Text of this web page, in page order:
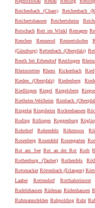
Reichenbach (Cham)
Reichenbach
Reichertshausen
Reichertsheim
Reischach Reit im Winkl Remagen
Renchen
Rennerod Rennertshofen
(Günzburg) Rettenbach (Oberpfalz)
Reuth bei Erbendorf Reutlingen
Rheinstetten
Rhens Rickenbach Ried
Rieden (Oberpfalz)
Riedenberg
Riedlingen Riegel Riegelsberg
Rietheim-Weilheim Rimbach
Ringelai Ringsheim Rockenhausen
Roding Röfingen Roggenburg
Rohrdorf
Rohrenfels Röhrmoos
Rosenberg Rosenfeld Rosengarten
Rot am See Rot an der Rot Roth
Rothenburg (Tauber)
Rothenfels
Rottenacker Röttenbach (Erlangen)
Laaber
Rottendorf Rotthalmünster
Rudelzhausen Rüdenau Rüdenhausen
Ruhmannsfelden Ruhpolding Ruhr